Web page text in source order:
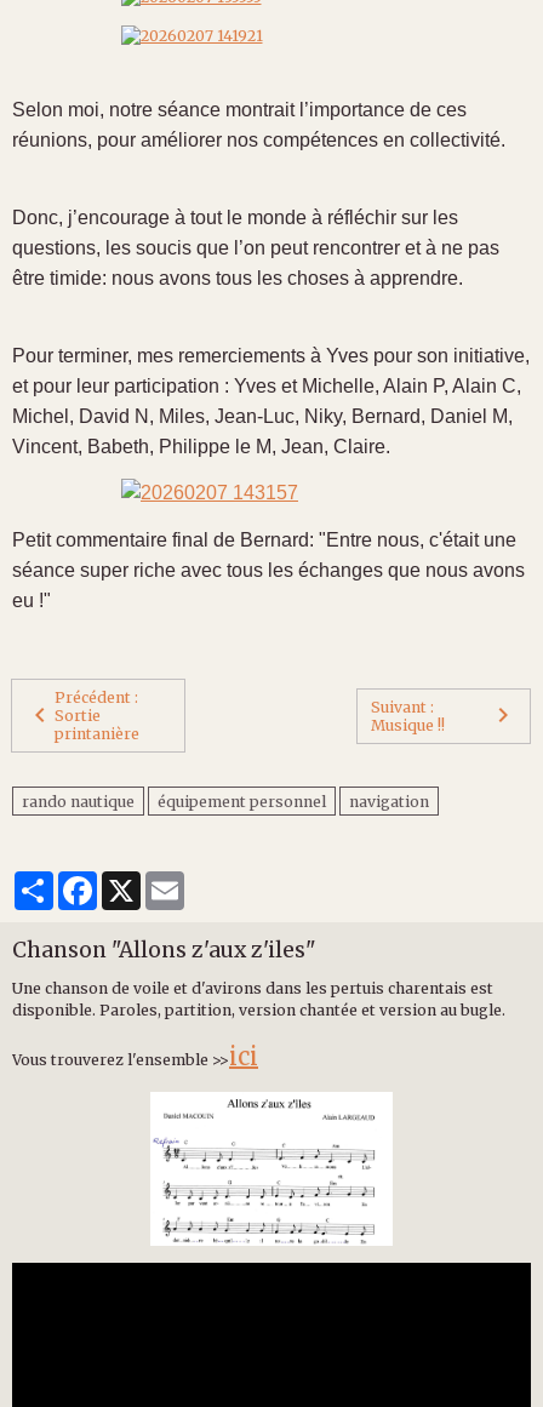
Selon moi, notre séance montrait l’importance de ces
réunions, pour améliorer nos compétences en collectivité.
Donc, j’encourage à tout le monde à réfléchir sur les
questions, les soucis que l’on peut rencontrer et à ne pas
être timide: nous avons tous les choses à apprendre.
Pour terminer, mes remerciements à Yves pour son initiative,
et pour leur participation : Yves et Michelle, Alain P, Alain C,
Michel, David N, Miles, Jean-Luc, Niky, Bernard, Daniel M,
Vincent, Babeth, Philippe le M, Jean, Claire.
Petit commentaire final de Bernard: "Entre nous, c'était une
séance super riche avec tous les échanges que nous avons
eu !"
Précédent :
Sortie
printanière
Suivant :
Musique !!
rando nautique équipement personnel navigation
PartagerFacebook
X
Chanson "Allons z'aux z'iles"
Une chanson de voile et d'avirons dans les pertuis charentais est
disponible. Paroles, partition, version chantée et version au bugle.
Vous trouverez l'ensemble >>ici